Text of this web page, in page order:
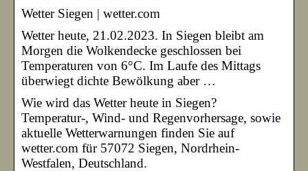
Wetter Siegen | wetter.com
Wetter heute, 21.02.2023. In Siegen bleibt am
Morgen die Wolkendecke geschlossen bei
Temperaturen von 6°C. Im Laufe des Mittags
überwiegt dichte Bewölkung aber …
Wie wird das Wetter heute in Siegen?
Temperatur-, Wind- und Regenvorhersage, sowie
aktuelle Wetterwarnungen finden Sie auf
wetter.com für 57072 Siegen, Nordrhein-
Westfalen, Deutschland.